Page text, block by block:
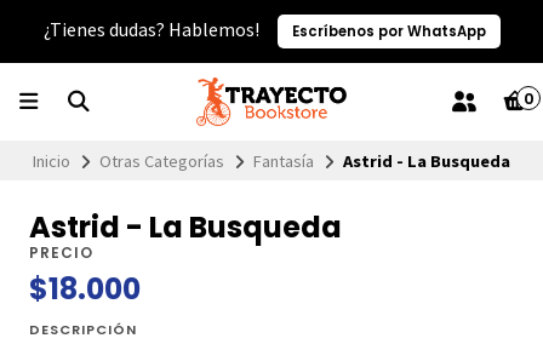
¿Tienes dudas? Hablemos! Escríbenos por WhatsApp
0
Inicio Otras Categorías Fantasía Astrid - La Busqueda
Astrid - La Busqueda
PRECIO
$18.000
DESCRIPCIÓN